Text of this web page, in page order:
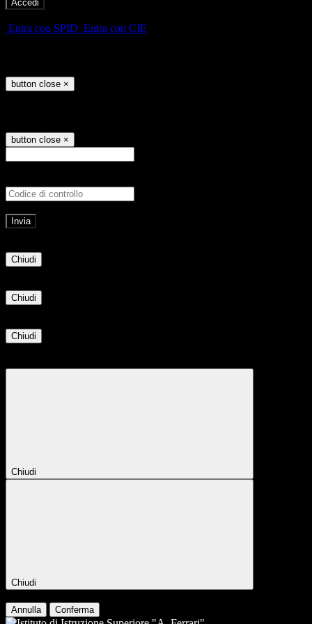
Entra con SPID Entra con CIE
button close ×
button close ×
Chiudi
Chiudi
Chiudi
Chiudi
Chiudi
Annulla Conferma